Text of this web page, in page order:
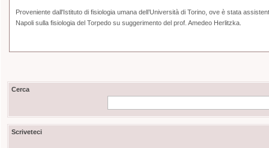
Proveniente dall'Istituto di fisiologia umana dell’Università di Torino, ove è stata
Napoli sulla fisiologia del Torpedo su suggerimento del prof. Amedeo Herlitzka.
Cerca
Scriveteci